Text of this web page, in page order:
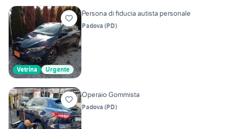
Vetrina Urgente
Persona di fiducia autista personale
Padova (PD)
Operaio Gommista
Padova (PD)